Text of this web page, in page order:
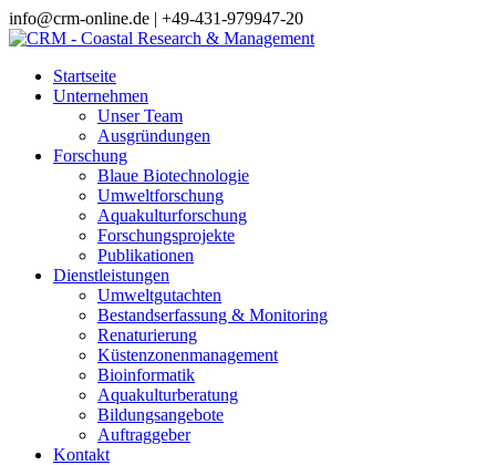
info@crm-online.de | +49-431-979947-20
Startseite
Unternehmen
Unser Team
Ausgründungen
Forschung
Blaue Biotechnologie
Umweltforschung
Aquakulturforschung
Forschungsprojekte
Publikationen
Dienstleistungen
Umweltgutachten
Bestandserfassung & Monitoring
Renaturierung
Küstenzonenmanagement
Bioinformatik
Aquakulturberatung
Bildungsangebote
Auftraggeber
Kontakt